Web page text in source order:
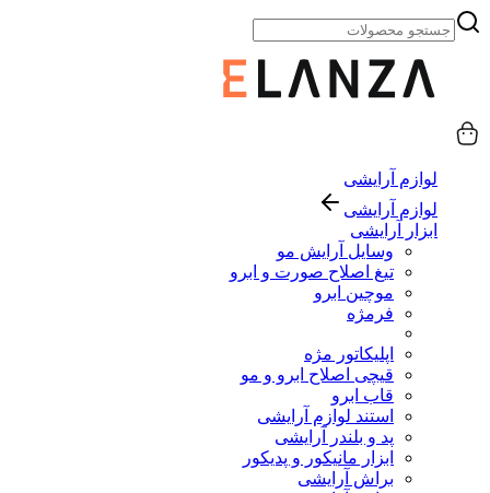
لوازم آرایشی
لوازم آرایشی
ابزار آرایشی
وسایل آرایش مو
تیغ اصلاح صورت و ابرو
موچین ابرو
فرمژه
اپلیکاتور مژه
قیچی اصلاح ابرو و مو
قاب ابرو
استند لوازم آرایشی
پد و بلندر آرایشی
ابزار مانیکور و پدیکور
براش آرایشی